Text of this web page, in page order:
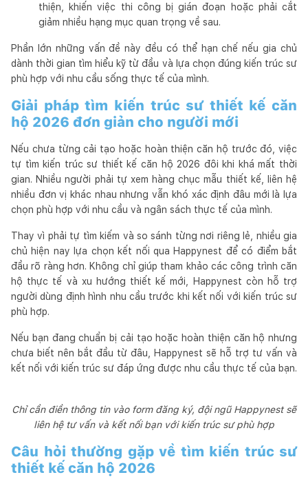
thiện, khiến việc thi công bị gián đoạn hoặc phải cắt
giảm nhiều hạng mục quan trọng về sau.
Phần lớn những vấn đề này đều có thể hạn chế nếu gia chủ
dành thời gian tìm hiểu kỹ từ đầu và lựa chọn đúng kiến trúc sư
phù hợp với nhu cầu sống thực tế của mình.
Giải pháp tìm kiến trúc sư thiết kế căn
hộ 2026 đơn giản cho người mới
Nếu chưa từng cải tạo hoặc hoàn thiện căn hộ trước đó, việc
tự tìm kiến trúc sư thiết kế căn hộ 2026 đôi khi khá mất thời
gian. Nhiều người phải tự xem hàng chục mẫu thiết kế, liên hệ
nhiều đơn vị khác nhau nhưng vẫn khó xác định đâu mới là lựa
chọn phù hợp với nhu cầu và ngân sách thực tế của mình.
Thay vì phải tự tìm kiếm và so sánh từng nơi riêng lẻ, nhiều gia
chủ hiện nay lựa chọn kết nối qua Happynest để có điểm bắt
đầu rõ ràng hơn. Không chỉ giúp tham khảo các công trình căn
hộ thực tế và xu hướng thiết kế mới, Happynest còn hỗ trợ
người dùng định hình nhu cầu trước khi kết nối với kiến trúc sư
phù hợp.
Nếu bạn đang chuẩn bị cải tạo hoặc hoàn thiện căn hộ nhưng
chưa biết nên bắt đầu từ đâu, Happynest sẽ hỗ trợ tư vấn và
kết nối với kiến trúc sư đáp ứng được nhu cầu thực tế của bạn.
Chỉ cần điền thông tin vào form đăng ký, đội ngũ Happynest sẽ
liên hệ tư vấn và kết nối bạn với kiến trúc sư phù hợp
Câu hỏi thường gặp về tìm kiến trúc sư
thiết kế căn hộ 2026